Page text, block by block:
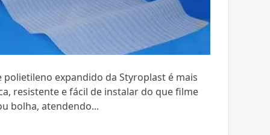
polietileno expandido da Styroplast é mais
resistente e fácil de instalar do que filme
bolha, atendendo...